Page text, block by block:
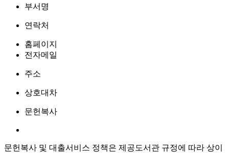
부서명
연락처
홈페이지
전자메일
주소
상호대차
문헌복사
문헌복사 및 대출서비스 정책은 제공도서관 규정에 따라 상이